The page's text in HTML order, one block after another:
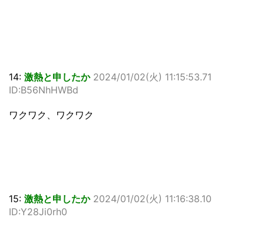
14: 激熱と申したか 2024/01/02(火) 11:15:53.71
ID:B56NhHWBd
ワクワク、ワクワク
15: 激熱と申したか 2024/01/02(火) 11:16:38.10
ID:Y28Ji0rh0